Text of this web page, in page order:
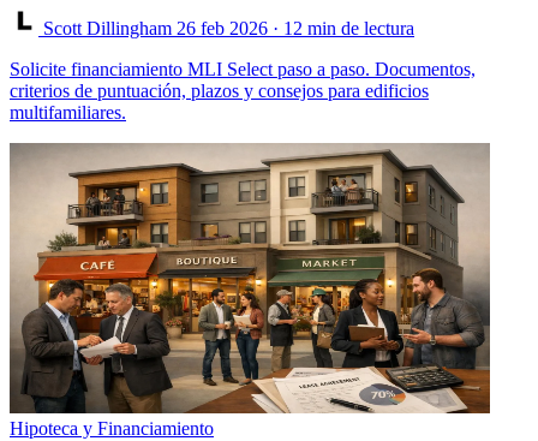
Scott Dillingham 26 feb 2026 · 12 min de lectura
Solicite financiamiento MLI Select paso a paso. Documentos,
criterios de puntuación, plazos y consejos para edificios
multifamiliares.
Hipoteca y Financiamiento